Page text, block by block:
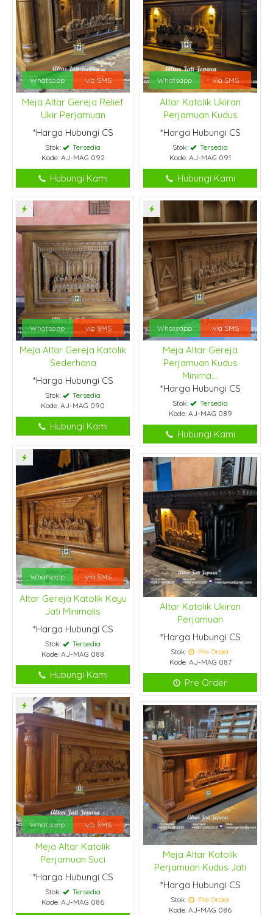
Whatsapp via SMS
Meja Altar Gereja Relief
Ukir Perjamuan
*Harga Hubungi CS
Stok:
Tersedia
Kode: AJ-MAG 092
Hubungi Kami
Whatsapp via SMS
Altar Katolik Ukiran
Perjamuan Kudus
*Harga Hubungi CS
Stok:
Tersedia
Kode: AJ-MAG 091
Hubungi Kami
Whatsapp via SMS
Meja Altar Gereja Katolik
Sederhana
*Harga Hubungi CS
Stok:
Tersedia
Kode: AJ-MAG 090
Hubungi Kami
Whatsapp via SMS
Meja Altar Gereja
Perjamuan Kudus
Minima....
*Harga Hubungi CS
Stok:
Tersedia
Kode: AJ-MAG 089
Hubungi Kami
Whatsapp via SMS
Altar Gereja Katolik Kayu
Jati Minimalis
*Harga Hubungi CS
Stok:
Tersedia
Kode: AJ-MAG 088
Hubungi Kami
Altar Katolik Ukiran
Perjamuan
*Harga Hubungi CS
Stok:
Pre Order
Kode: AJ-MAG 087
Pre Order
Whatsapp via SMS
Meja Altar Katolik
Perjamuan Suci
*Harga Hubungi CS
Stok:
Tersedia
Kode: AJ-MAG 086
Meja Altar Katolik
Perjamuan Kudus Jati
*Harga Hubungi CS
Stok:
Pre Order
Kode: AJ-MAG 086